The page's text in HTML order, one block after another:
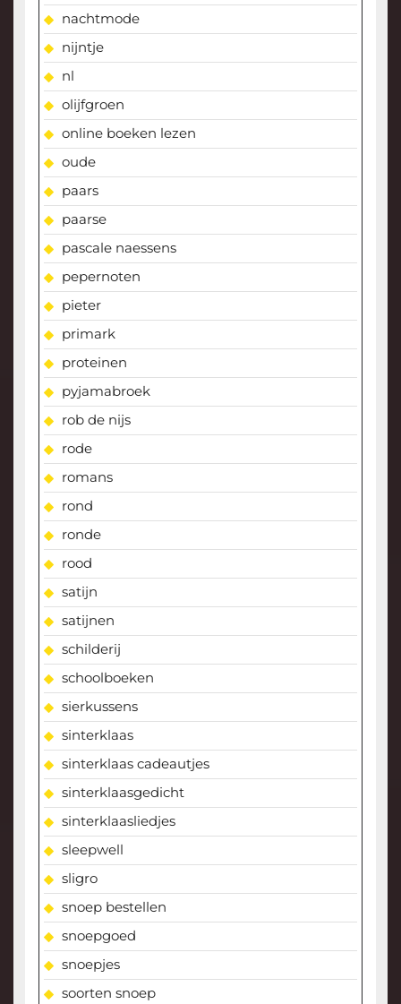
nachtmode
nijntje
nl
olijfgroen
online boeken lezen
oude
paars
paarse
pascale naessens
pepernoten
pieter
primark
proteinen
pyjamabroek
rob de nijs
rode
romans
rond
ronde
rood
satijn
satijnen
schilderij
schoolboeken
sierkussens
sinterklaas
sinterklaas cadeautjes
sinterklaasgedicht
sinterklaasliedjes
sleepwell
sligro
snoep bestellen
snoepgoed
snoepjes
soorten snoep